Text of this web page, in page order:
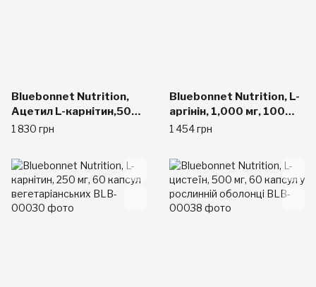
Bluebonnet Nutrition,
Ацетил L-карнітин,500
мг, 60 капсул
1 830 грн
Bluebonnet Nutrition, L-
аргінін, 1,000 мг, 100
таблеток
1 454 грн